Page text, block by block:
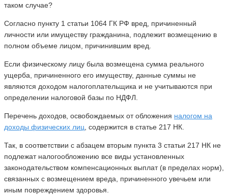
таком случае?
Согласно пункту 1 статьи 1064 ГК РФ вред, причиненный
личности или имуществу гражданина, подлежит возмещению в
полном объеме лицом, причинившим вред.
Если физическому лицу была возмещена сумма реального
ущерба, причиненного его имуществу, данные суммы не
являются доходом налогоплательщика и не учитываются при
определении налоговой базы по НДФЛ.
Перечень доходов, освобождаемых от обложения налогом на
доходы физических лиц , содержится в статье 217 НК.
Так, в соответствии с абзацем вторым пункта 3 статьи 217 НК не
подлежат налогообложению все виды установленных
законодательством компенсационных выплат (в пределах норм),
связанных с возмещением вреда, причиненного увечьем или
иным повреждением здоровья.